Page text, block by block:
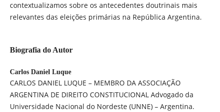
contextualizamos sobre os antecedentes doutrinais mais
relevantes das eleições primárias na República Argentina.
Biografia do Autor
Carlos Daniel Luque
CARLOS DANIEL LUQUE – MEMBRO DA ASSOCIAÇÃO
ARGENTINA DE DIREITO CONSTITUCIONAL Advogado da
Universidade Nacional do Nordeste (UNNE) – Argentina.